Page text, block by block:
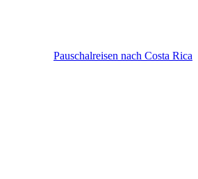
Pauschalreisen nach Costa Rica